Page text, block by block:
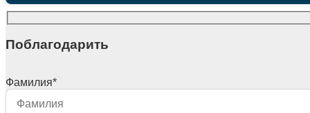
Поблагодарить
Фамилия*